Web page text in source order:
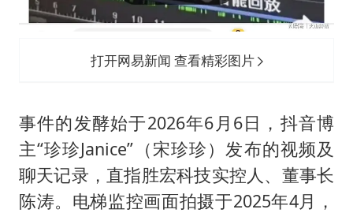
打开网易新闻 查看精彩图片
事件的发酵始于2026年6月6日，抖音博
主“珍珍Janice”（宋珍珍）发布的视频及
聊天记录，直指胜宏科技实控人、董事长
陈涛。电梯监控画面拍摄于2025年4月，